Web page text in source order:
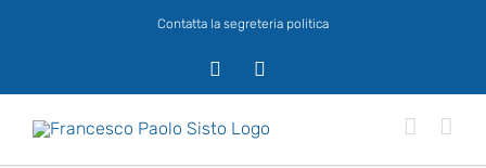
Contatta la segreteria politica